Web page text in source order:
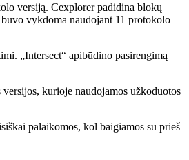
versiją. Cexplorer padidina blokų
vykdoma naudojant 11 protokolo
„Intersect“ apibūdino pasirengimą
kurioje naudojamos užkoduotos
palaikomos, kol baigiamos su prieš